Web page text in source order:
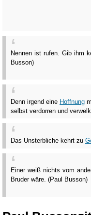
Nennen ist rufen. Gib ihm
Busson)
Denn irgend eine Hoffnung
selbst verdorren und
Das Unsterbliche kehrt zu
Einer weiß nichts vom
Bruder wäre. (Paul Busson)